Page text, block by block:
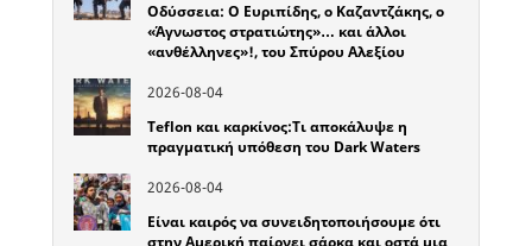
Οδύσσεια: Ο Ευριπίδης, ο Καζαντζάκης, ο
«Άγνωστος στρατιώτης»… και άλλοι
«ανθέλληνες»!, του Σπύρου Αλεξίου
2026-08-04
Teflon και καρκίνος:Τι αποκάλυψε η
πραγματική υπόθεση του Dark Waters
2026-08-04
Είναι καιρός να συνειδητοποιήσουμε ότι
στην Αμερική παίρνει σάρκα και οστά μια